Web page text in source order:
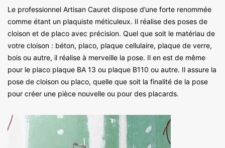
Le professionnel Artisan Cauret dispose d’une forte renommée
comme étant un plaquiste méticuleux. Il réalise des poses de
cloison et de placo avec précision. Quel que soit le matériau de
votre cloison : béton, placo, plaque cellulaire, plaque de verre,
bois ou autre, il réalise à merveille la pose. Il en est de même
pour le placo plaque BA 13 ou plaque B110 ou autre. Il assure la
pose de cloison ou placo, quelle que soit la finalité de la pose
pour créer une pièce nouvelle ou pour des placards.